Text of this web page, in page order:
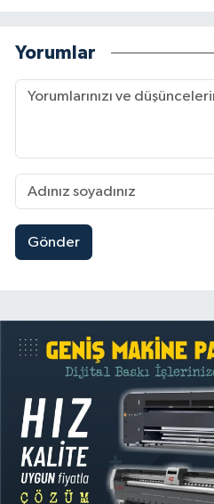
Yorumlar
Gönder